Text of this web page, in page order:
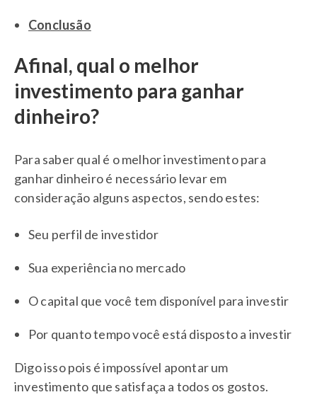
Conclusão
Afinal, qual o melhor
investimento para ganhar
dinheiro?
Para saber qual é o melhor investimento para
ganhar dinheiro é necessário levar em
consideração alguns aspectos, sendo estes:
Seu perfil de investidor
Sua experiência no mercado
O capital que você tem disponível para investir
Por quanto tempo você está disposto a investir
Digo isso pois é impossível apontar um
investimento que satisfaça a todos os gostos.